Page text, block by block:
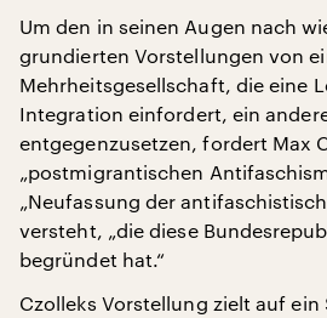
Um den in seinen Augen nach
grundierten Vorstellungen von
Mehrheitsgesellschaft, die eine
Integration einfordert, ein
entgegenzusetzen, fordert Max
„postmigrantischen
„Neufassung der
versteht, „die diese
begründet hat.“
Czolleks Vorstellung zielt auf